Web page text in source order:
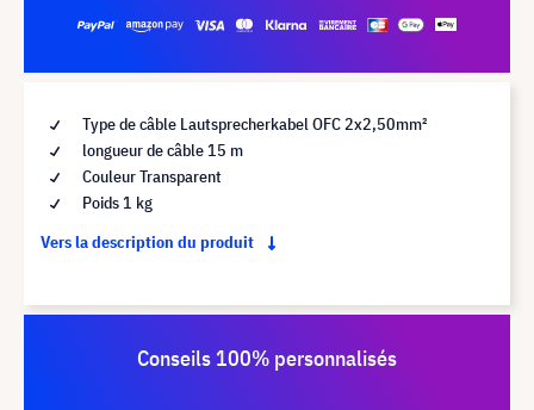
Type de câble Lautsprecherkabel OFC 2x2,50mm²
longueur de câble 15 m
Couleur Transparent
Poids 1 kg
Vers la description du produit
Conseils 100% personnalisés